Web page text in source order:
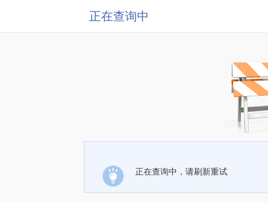
正在查询中
正在查询中，请刷新重试